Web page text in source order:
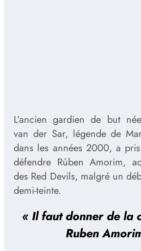
L’ancien gardien de but
van der Sar, légende de
dans les années 2000, a
défendre Rúben Amorim,
des Red Devils, malgré un
demi-teinte.
« Il faut donner de la
Ruben